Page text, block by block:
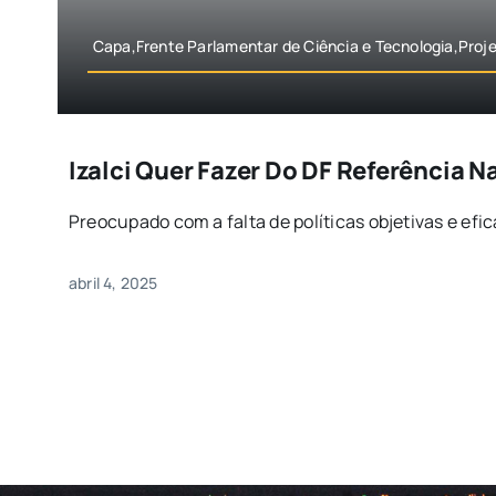
Capa,Frente Parlamentar de Ciência e
Izalci Quer Fazer Do DF Referência
Preocupado com a falta de políticas objetivas e
abril 4, 2025